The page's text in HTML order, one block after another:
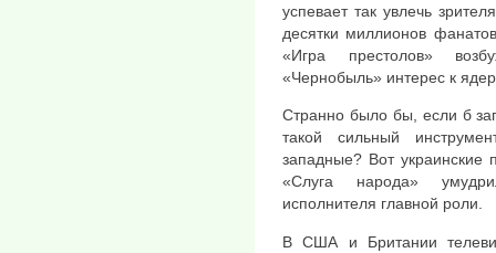
успевает так увлечь
десятки миллионов
«Игра престолов»
«Чернобыль» интерес к
Странно было бы, если б
такой сильный
западные? Вот украинские
«Слуга народа»
исполнителя главной роли.
В США и Британии